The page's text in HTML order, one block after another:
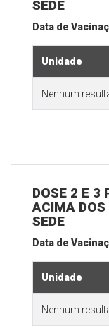
SEDE
Data de
Unidade
Nenhum
DOSE 2 E 3
ACIMA
SEDE
Data de
Unidade
Nenhum